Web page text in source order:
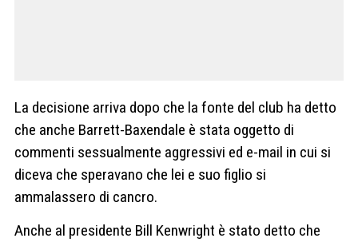
La decisione arriva dopo che la fonte del club ha detto
che anche Barrett-Baxendale è stata oggetto di
commenti sessualmente aggressivi ed e-mail in cui si
diceva che speravano che lei e suo figlio si
ammalassero di cancro.
Anche al presidente Bill Kenwright è stato detto che